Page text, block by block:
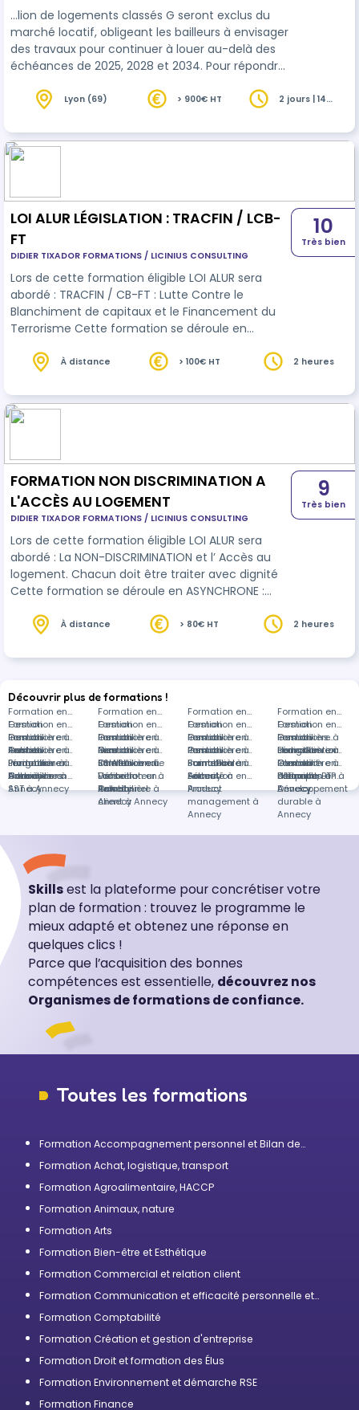
…lion de logements classés G seront exclus du
marché locatif, obligeant les bailleurs à envisager
des travaux pour continuer à louer au-delà des
échéances de 2025, 2028 et 2034. Pour répondre
gestionnaires afin qu'ils puissent
démarches de rénovation énergétique. Cette
formation permet d'inclure les gestionnaires dans
Lyon (69) > 900€ HT
2 jours | 14
LOI ALUR LÉGISLATION : TRACFIN / LCB-
FT
DIDIER TIXADOR FORMATIONS / LICINIUS CONSULTING
Lors de cette formation éligible LOI ALUR sera
abordé : TRACFIN / CB-FT : Lutte Contre le
Blanchiment de capitaux et le Financement du
Terrorisme Cette formation se déroule en
rythme. Le contenu pédagogique de la
cet apprentissage * Interactif * Ludique
10
Très bien
À distance > 100€ HT 2 heures
FORMATION NON DISCRIMINATION A
L'ACCÈS AU LOGEMENT
DIDIER TIXADOR FORMATIONS / LICINIUS CONSULTING
Lors de cette formation éligible LOI ALUR sera
abordé : La NON-DISCRIMINATION et l’ Accès au
logement. Chacun doit être traiter avec dignité
Cette formation se déroule en ASYNCHRONE :
pédagogique de la plateforme a été conçu dans
Ludique
9
Très bien
À distance > 80€ HT 2 heures
Découvrir plus de formations !
Formation en
Gestion
immobilière à
Antibes
Formation en
Gestion
immobilière à
Nice
Formation en
Gestion
immobilière à
Paris
Formation en
Gestion
immobilière à
Lédignan
Formation en
Gestion
immobilière à
Lézignan-
Corbières
Formation en
Gestion
immobilière à
Chelles
Formation en
Gestion
immobilière à
Saint-Paul
Formation en
Gestion
immobilière à
Clermont-
l'Hérault
Formation en
Gestion
immobilière à
Aubervilliers
Formation en
Gestion
immobilière à
Loos-en-
Gohelle
Formation en
Gestion
immobilière à
Lattes
Formations
dans Gestion
immobilière à
distance
Formation en
Production à
Annecy
Formation en
SSIAP Incendie
Défibrillateur à
Annecy
Formation en
Formation à
Annecy
Formation en
Gestion
d'équipes à
Annecy
Formation en
Urbanisme à
Annecy
Formation en
Vente
immobilière à
Annecy
Formation en
Sécurité à
Annecy
Formation en
Bâtiment, BTP à
Annecy
Formation en
SST à Annecy
Formation en
Relationnel
client à Annecy
Formation en
Product
management à
Annecy
Formation en
Développement
durable à
Annecy
Skillsest la plateforme pour concrétiser votre
plan de formation : trouvez le programme le
mieux adapté et obtenez une réponse en
quelques clics !
Parce que l’acquisition des bonnes
compétences est essentielle, découvrez nos
Organismes de formations de confiance.
Toutes les formations
Formation Accompagnement personnel et Bilan de
Formation Achat, logistique, transport
Formation Agroalimentaire, HACCP
Formation Animaux, nature
Formation Arts
Formation Bien-être et Esthétique
Formation Commercial et relation client
Formation Communication et efficacité personnelle et
Formation Comptabilité
Formation Création et gestion d'entreprise
Formation Droit et formation des Élus
Formation Environnement et démarche RSE
Formation Finance